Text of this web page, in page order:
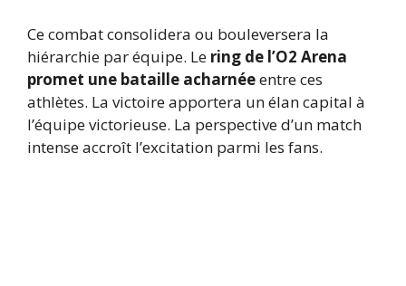
Ce combat consolidera ou bouleversera la
hiérarchie par équipe. Le ring de l’O2 Arena
promet une bataille acharnéeentre ces
athlètes. La victoire apportera un élan capital à
l’équipe victorieuse. La perspective d’un match
intense accroît l’excitation parmi les fans.